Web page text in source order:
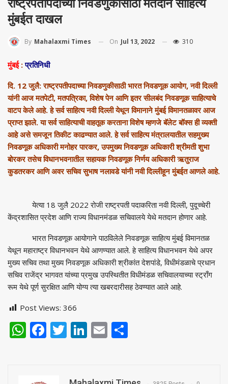
राष्ट्रपतीपदाच्या निवडणुकीसाठी मतदान साहित्य
मुंबईत दाखल
By Mahalaxmi Times On Jul 13, 2022 310
मुंबई:प्रतिनिधी
दि. 12 जुलै: राष्ट्रपतीपदाच्या निवडणुकीसाठी भारत निवडणूक आयोग,नवी दिल्ली
यांनी आज मतपेटी,मतपत्रिका,विशेष पेन आणि इतर सीलबंद निवडणूक साहित्याचे
वाटप केले आहे. हे सर्व साहित्य नवी दिल्ली येथून विमानाने मुंबई विमानतळावर आज
प्राप्त झाले. या सर्व साहित्याची वाहतूक करताना विशेष म्हणजे बॅलेट बॉक्स ही व्यक्ती
आहे असे समजून तिकीट काढण्यात आले. हे सर्व साहित्य मंत्रालयातील सहमुख्य
निवडणूक अधिकारी मनोहर पारकर,उपमुख्य निवडणूक अधिकारी श्रीमती शुभा
बोरकर तसेच विधानभवनातील सहायक निवडणूक निर्णय अधिकारी ऋतुराज
कुडतरकर आणि अवर सचिव सुभाष नलावडे यांनी नवी दिल्लीहून मुंबईत आणले आहे.
येत्या 18 जुलै 2022 रोजी राष्ट्रपती पदाकरिता नवी दिल्ली,पुदूच्चेरी
केंद्रशासित प्रदेश आणि राज्य विधानमंडळ सचिवालये येथे मतदान होणार आहे.
भारत निवडणूक आयोगाने पाठविलेले निवडणूक साहित्य मुंबई विमानतळ
येथून महाराष्ट्र विधानभवन येथे आणण्यात आले. हे साहित्य विधानभवन येथे अपर
मुख्य सचिव तथा मुख्य निवडणूक अधिकारी श्रीकांत देशपांडे, विधीमंडळाचे प्रधान
सचिव राजेंद्र भागवत यांच्या प्रमुख उपस्थितीत विधीमंडळ सचिवालयाच्या स्ट्राँग
रूम येथे पूर्ण सुरक्षित आणि योग्य त्या खबरदारीसह ठेवण्यात आले आहे.
Post Views: 366
WhatsApp
Facebook
Twitter
LinkedIn
Email